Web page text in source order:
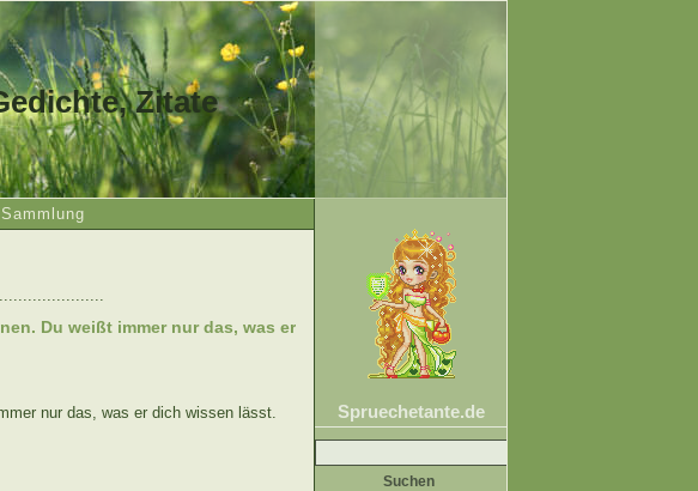
Zitate
Spruechetante.de
Suche
nach:
Du weißt immer nur das, was er
nur das, was er dich wissen lässt.